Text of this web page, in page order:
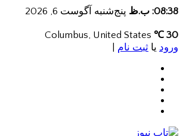
08:38: ب.ظ پنج‌شنبه آگوست 6, 2026
30 ℃
ورود یا ثبت نام